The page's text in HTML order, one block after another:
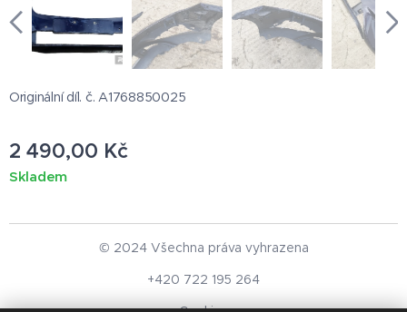
Originální díl. č. A1768850025
2 490,00 Kč
Skladem
© 2024 Všechna práva vyhrazena
+420 722 195 264